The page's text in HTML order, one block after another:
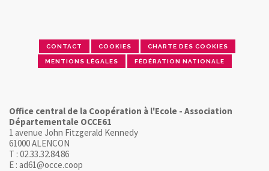
CONTACT COOKIES CHARTE DES COOKIES
MENTIONS LÉGALES FÉDÉRATION NATIONALE
Office central de la Coopération à l'Ecole - Association
Départementale OCCE61
1 avenue John Fitzgerald Kennedy
61000 ALENCON
T : 02.33.32.84.86
E : ad61@occe.coop